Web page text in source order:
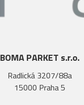
BOMA PARKET s.r.o.
Radlická 3207/88a
15000 Praha 5